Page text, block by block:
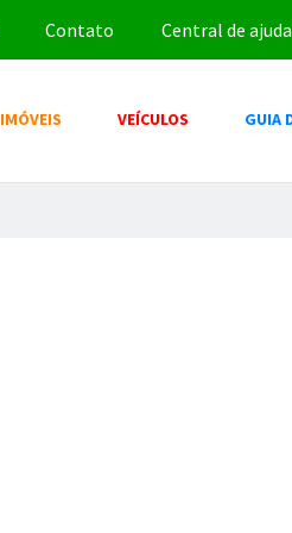
Contato Central de ajuda
IMÓVEIS VEÍCULOS GUIA